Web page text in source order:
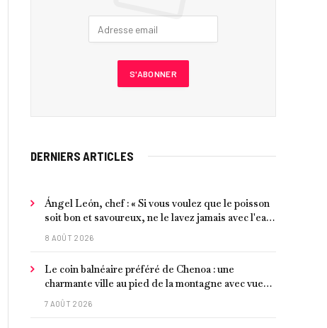
DERNIERS ARTICLES
Ángel León, chef : « Si vous voulez que le poisson
soit bon et savoureux, ne le lavez jamais avec l'eau
du robinet »
8 AOÛT 2026
Le coin balnéaire préféré de Chenoa : une
charmante ville au pied de la montagne avec vue
sur la Méditerranée, bon poisson et criques
7 AOÛT 2026